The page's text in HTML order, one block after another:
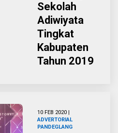
Sekolah
Adiwiyata
Tingkat
Kabupaten
Tahun 2019
10 FEB 2020 |
ADVERTORIAL
PANDEGLANG